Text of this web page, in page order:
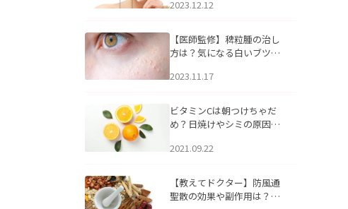
2023.12.12
【医師監修】稗粒腫の治し
方は？気になる白いブツブ
アについて
2023.11.17
ビタミンCは朝つけちゃだ
め？日焼けやシミの原因に
2021.09.22
【教えてドクター】防風通
聖散の効果や副作用は？長